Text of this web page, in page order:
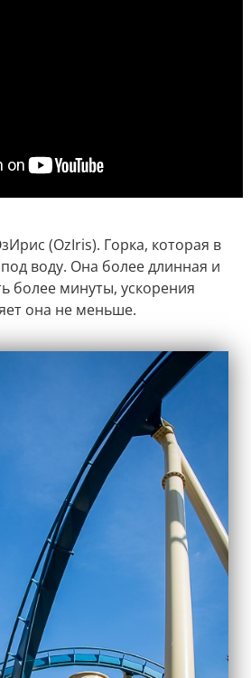
(OzIris). Горка, которая в
воду. Она более длинная и
более минуты, ускорения
она не меньше.